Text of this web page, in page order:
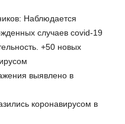
Наблюдается
случаев covid-19
+50 новых
выявлено в
коронавирусом в